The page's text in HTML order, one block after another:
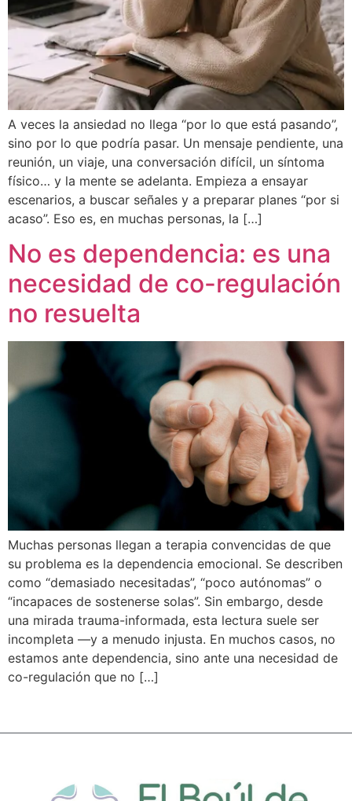
A veces la ansiedad no llega “por lo que está pasando”,
sino por lo que podría pasar. Un mensaje pendiente, una
reunión, un viaje, una conversación difícil, un síntoma
físico… y la mente se adelanta. Empieza a ensayar
escenarios, a buscar señales y a preparar planes “por si
acaso”. Eso es, en muchas personas, la […]
No es dependencia: es una
necesidad de co-regulación
no resuelta
Muchas personas llegan a terapia convencidas de que
su problema es la dependencia emocional. Se describen
como “demasiado necesitadas”, “poco autónomas” o
“incapaces de sostenerse solas”. Sin embargo, desde
una mirada trauma-informada, esta lectura suele ser
incompleta —y a menudo injusta. En muchos casos, no
estamos ante dependencia, sino ante una necesidad de
co-regulación que no […]